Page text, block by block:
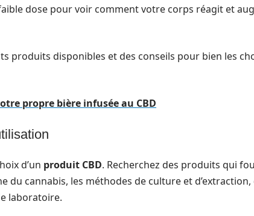
dose pour voir comment votre corps réagit et
produits disponibles et des conseils pour bien les
propre bière infusée au CBD
d’un produit CBD. Recherchez des produits qui
du cannabis, les méthodes de culture et d’extraction,
laboratoire.